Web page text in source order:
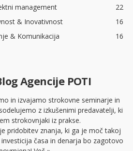
management
22
& Inovativnost
16
& Komunikacija
16
Agencije POTI
in izvajamo strokovne seminarje in
z izkušenimi predavatelji, ki
strokovnjaki iz prakse.
pridobitev znanja, ki ga je moč takoj
časa in denarja bo zagotovo